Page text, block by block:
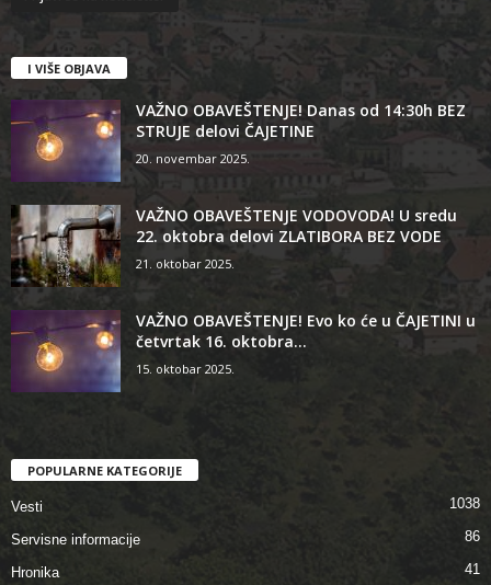
I VIŠE OBJAVA
VAŽNO OBAVEŠTENJE! Danas od 14:30h BEZ
STRUJE delovi ČAJETINE
20. novembar 2025.
VAŽNO OBAVEŠTENJE VODOVODA! U sredu
22. oktobra delovi ZLATIBORA BEZ VODE
21. oktobar 2025.
VAŽNO OBAVEŠTENJE! Evo ko će u ČAJETINI u
četvrtak 16. oktobra...
15. oktobar 2025.
POPULARNE KATEGORIJE
Vesti 1038
Servisne informacije 86
Hronika 41